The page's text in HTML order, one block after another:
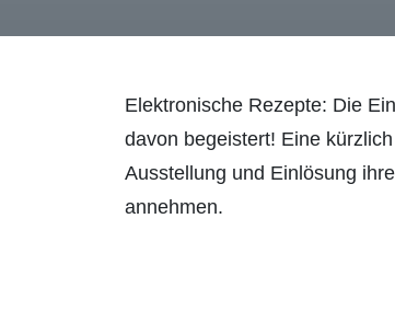
Elektronische Rezepte: Die
davon begeistert! Eine
Ausstellung und Einlösung
annehmen.